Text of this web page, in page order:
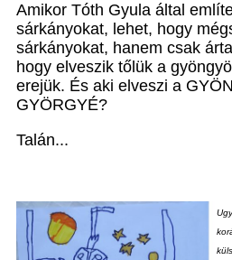
Amikor Tóth Gyula által
sárkányokat, lehet, hogy
sárkányokat, hanem csak
hogy elveszik tőlük a
erejük. És aki elveszi a
GYÖRGYÉ?
Talán...